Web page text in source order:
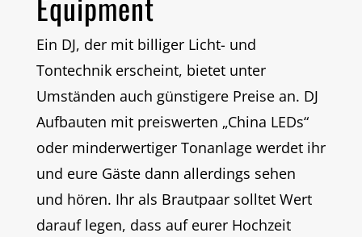
Ein DJ, der mit billiger Licht- und
Tontechnik erscheint, bietet unter
Umständen auch günstigere Preise an. DJ
Aufbauten mit preiswerten „China LEDs“
oder minderwertiger Tonanlage werdet ihr
und eure Gäste dann allerdings sehen
und hören. Ihr als Brautpaar solltet Wert
darauf legen, dass auf eurer Hochzeit